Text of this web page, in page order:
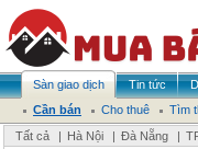
Sàn giao dịch Tin tức
Cần bán
Cho thuê
Tìm
Tất cả
| Hà Nội | Đà Nẵng |